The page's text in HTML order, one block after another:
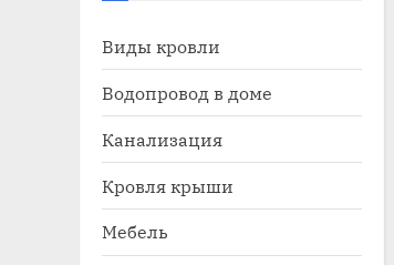
menu
Виды кровли
Водопровод в доме
Канализация
Кровля крыши
Мебель